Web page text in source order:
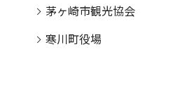
茅ヶ崎市観光協会
寒川町役場